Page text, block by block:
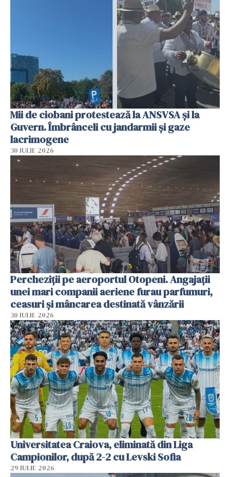
Mii de ciobani protestează la ANSVSA și la
Guvern. Îmbrânceli cu jandarmii și gaze
lacrimogene
30 IULIE 2026
Percheziții pe aeroportul Otopeni. Angajații
unei mari companii aeriene furau parfumuri,
ceasuri și mâncarea destinată vânzării
30 IULIE 2026
Universitatea Craiova, eliminată din Liga
Campionilor, după 2-2 cu Levski Sofia
29 IULIE 2026